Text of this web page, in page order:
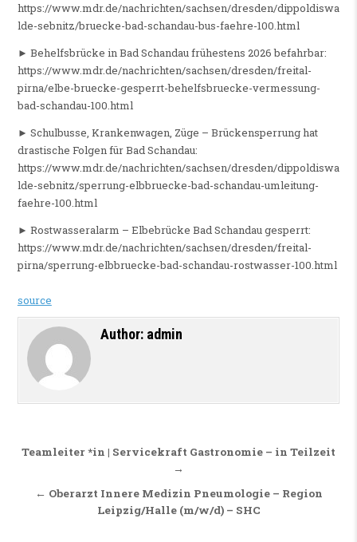
https://www.mdr.de/nachrichten/sachsen/dresden/dippoldiswa
lde-sebnitz/bruecke-bad-schandau-bus-faehre-100.html
► Behelfsbrücke in Bad Schandau frühestens 2026 befahrbar:
https://www.mdr.de/nachrichten/sachsen/dresden/freital-
pirna/elbe-bruecke-gesperrt-behelfsbruecke-vermessung-
bad-schandau-100.html
► Schulbusse, Krankenwagen, Züge – Brückensperrung hat
drastische Folgen für Bad Schandau:
https://www.mdr.de/nachrichten/sachsen/dresden/dippoldiswa
lde-sebnitz/sperrung-elbbruecke-bad-schandau-umleitung-
faehre-100.html
► Rostwasseralarm – Elbebrücke Bad Schandau gesperrt:
https://www.mdr.de/nachrichten/sachsen/dresden/freital-
pirna/sperrung-elbbruecke-bad-schandau-rostwasser-100.html
source
Author: admin
Beitragsnavigation
Teamleiter *in | Servicekraft Gastronomie – in Teilzeit
→
← Oberarzt Innere Medizin Pneumologie – Region
Leipzig/Halle (m/w/d) – SHC